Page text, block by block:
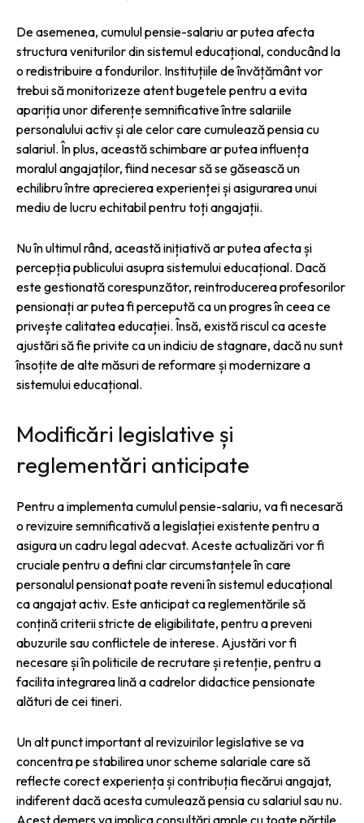
De asemenea, cumulul pensie-salariu ar putea afecta
structura veniturilor din sistemul educațional, conducând la
o redistribuire a fondurilor. Instituțiile de învățământ vor
trebui să monitorizeze atent bugetele pentru a evita
apariția unor diferențe semnificative între salariile
personalului activ și ale celor care cumulează pensia cu
salariul. În plus, această schimbare ar putea influența
moralul angajaților, fiind necesar să se găsească un
echilibru între aprecierea experienței și asigurarea unui
mediu de lucru echitabil pentru toți angajații.
Nu în ultimul rând, această inițiativă ar putea afecta și
percepția publicului asupra sistemului educațional. Dacă
este gestionată corespunzător, reintroducerea profesorilor
pensionați ar putea fi percepută ca un progres în ceea ce
privește calitatea educației. Însă, există riscul ca aceste
ajustări să fie privite ca un indiciu de stagnare, dacă nu sunt
însoțite de alte măsuri de reformare și modernizare a
sistemului educațional.
Modificări legislative și
reglementări anticipate
Pentru a implementa cumulul pensie-salariu, va fi necesară
o revizuire semnificativă a legislației existente pentru a
asigura un cadru legal adecvat. Aceste actualizări vor fi
cruciale pentru a defini clar circumstanțele în care
personalul pensionat poate reveni în sistemul educațional
ca angajat activ. Este anticipat ca reglementările să
conțină criterii stricte de eligibilitate, pentru a preveni
abuzurile sau conflictele de interese. Ajustări vor fi
necesare și în politicile de recrutare și retenție, pentru a
facilita integrarea lină a cadrelor didactice pensionate
alături de cei tineri.
Un alt punct important al revizuirilor legislative se va
concentra pe stabilirea unor scheme salariale care să
reflecte corect experiența și contribuția fiecărui angajat,
indiferent dacă acesta cumulează pensia cu salariul sau nu.
Acest demers va implica consultări ample cu toate părțile